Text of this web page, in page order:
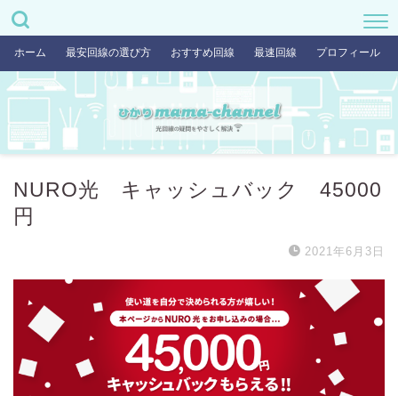
ホーム 最安回線の選び方 おすすめ回線 最速回線 プロフィール
NURO光 キャッシュバック 45000
円
2021年6月3日